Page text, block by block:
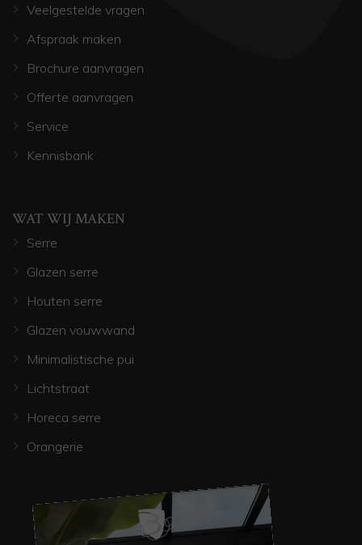
Veelgestelde vragen
Afspraak maken
Brochure aanvragen
Offerte aanvragen
Service
Kennisbank
WAT WIJ MAKEN
Serre
Glazen serre
Houten serre
Glazen vouwwand
Minimalistische pui
Lichtstraat
Horeca serre
Orangerie